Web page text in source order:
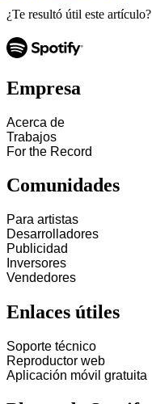
¿Te resultó útil este artículo?
Empresa
Acerca de
Trabajos
For the Record
Comunidades
Para artistas
Desarrolladores
Publicidad
Inversores
Vendedores
Enlaces útiles
Soporte técnico
Reproductor web
Aplicación móvil gratuita